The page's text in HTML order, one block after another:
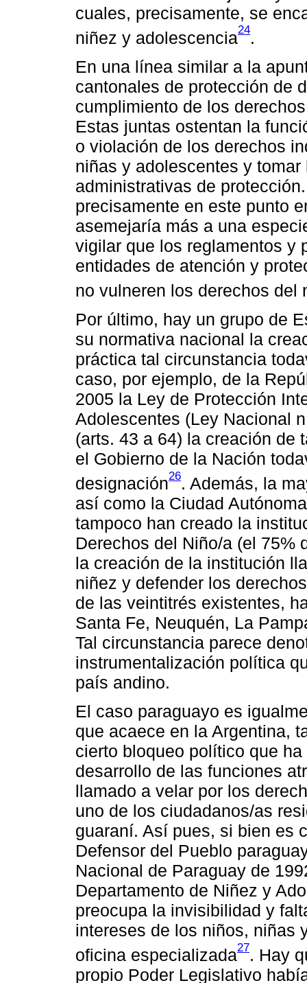
cuales, precisamente, se
niñez y adolescencia24.
En una línea similar a la
cantonales de protección de
cumplimiento de los
Estas juntas ostentan la
o violación de los derechos
niñas y adolescentes y
administrativas de
precisamente en este punto
asemejaría más a una
vigilar que los reglamentos y
entidades de atención y
no vulneren los derechos del
Por último, hay un grupo de
su normativa nacional la
práctica tal circunstancia
caso, por ejemplo, de la
2005 la Ley de Protección
Adolescentes (Ley Nacional
(arts. 43 a 64) la creación de
el Gobierno de la Nación
designación26. Además, la
así como la Ciudad
tampoco han creado la
Derechos del Niño/a (el 75%
la creación de la institución
niñez y defender los
de las veintitrés existentes,
Santa Fe, Neuquén, La
Tal circunstancia parece
instrumentalización política
país andino.
El caso paraguayo es
que acaece en la Argentina,
cierto bloqueo político que
desarrollo de las funciones
llamado a velar por los
uno de los ciudadanos/as
guaraní. Así pues, si bien es
Defensor del Pueblo
Nacional de Paraguay de
Departamento de Niñez y
preocupa la invisibilidad y
intereses de los niños, niñas
oficina especializada27. Hay
propio Poder Legislativo